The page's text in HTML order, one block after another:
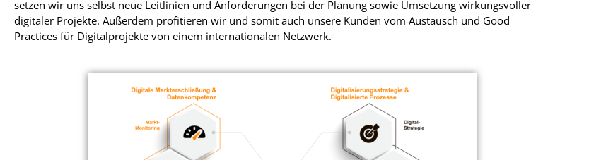
setzen wir uns selbst neue Leitlinien und Anforderungen bei der Planung sowie Umsetzung wirkungsvoller
digitaler Projekte. Außerdem profitieren wir und somit auch unsere Kunden vom Austausch und Good
Practices für Digitalprojekte von einem internationalen Netzwerk.